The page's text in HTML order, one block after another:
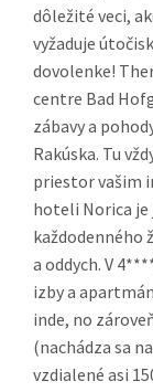
dôležité veci,
vyžaduje
dovolenke!
centre Bad
zábavy a
Rakúska. Tu
priestor vašim
hoteli Norica je
každodenného
a oddych. V
izby a
inde, no
(nachádza sa
vzdialené asi